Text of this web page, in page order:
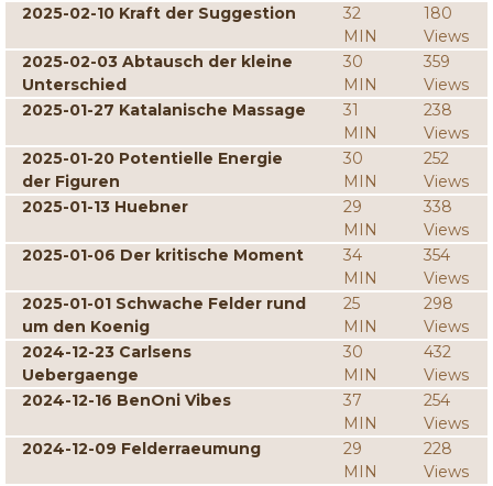
2025-02-10 Kraft der Suggestion
32
MIN
180
Views
2025-02-03 Abtausch der kleine
Unterschied
30
MIN
359
Views
2025-01-27 Katalanische Massage
31
MIN
238
Views
2025-01-20 Potentielle Energie
der Figuren
30
MIN
252
Views
2025-01-13 Huebner
29
MIN
338
Views
2025-01-06 Der kritische Moment
34
MIN
354
Views
2025-01-01 Schwache Felder rund
um den Koenig
25
MIN
298
Views
2024-12-23 Carlsens
Uebergaenge
30
MIN
432
Views
2024-12-16 BenOni Vibes
37
MIN
254
Views
2024-12-09 Felderraeumung
29
MIN
228
Views